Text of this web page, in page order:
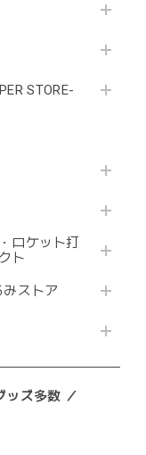
STORE-
ロケット打
ト
ストア
ッズ多数 ／